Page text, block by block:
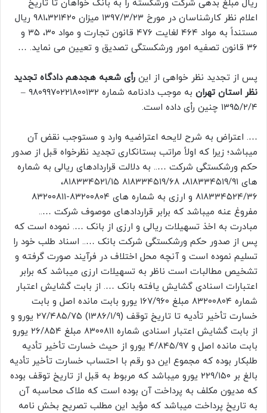
ریال مبلغ بدهی شرکت ورشکسته را به بانک خواهان تا تاریخ
اعلام نظر کارشناسان در مورخ ۱۳۹۷/۳/۲۳ میزان ۹۸۱،۳۲۱۴۲۰ ریال
مستنداً به مواد ۴۶۴ لغایت ۴۷۶ قانون تجارت و مواد ۳۰، ۳۵ و
۳۶ قانون تصفیه امور ورشکستگی تصدیق و تعیین می نماید. …
پس از تجدید نظر خواهی از این رأی شعبه هجدهم دادگاه تجدید
نظر استان تهران
به موجب دادنامه شماره ۹۸۰۹۹۷۰۲۲۱۸۰۰۱۳۲ –
۱۳۹۵/۲/۴ چنین رأی داده است.
…. اعتراض به شرح لایحه اعتراضیه وارد و مستوجب نقض آن
میباشد؛ زیرا که اولاً مراتب بستانکاری تجدید نظرخواه قبل از صدور
حکم ورشکستگی شرکت ….. به دلالت قراردادهای ریالی به شماره
های ۸۱۸۳۳۴۵۱۹/۹۱، ۸۱۸۳۳۴۵۱۹/۶۸ ۸۱۸۳۳۴۵۲۱/۱۵،
۸۱۸۳۳۴۵۲۴/۳۶ و ارزی به شماره های ۸۳۲۰۰۸۰۴-۸۳۲۰۰۸۱۱
مفروغ عنه میباشد که برابر قراردادهای موصوف شرکت …..
مبادرت به اخذ تسهیلات ریالی و ارزی از بانک …. نموده است که
پس از صدور حکم ورشکستگی شرکت بانک ….. اسناد طلب خود را
تسلیم نموده است و آنچه محل اختلاف در فرآیند صورت گرفته و
تشخیص مطالبات است ناظر به تسهیلات ارزی میباشد که برابر
اعتبارات اسنادی گشایش یافته بانک …. از بابت گشایش اعتبار
شماره ۸۳۲۰۰۸۰۴ مبلغ ۱۶۷/۹۶۰ یورو بابت مانده اصل و بابت
خسارت تأخیر تأدیه تا تاریخ توقف (۱۳۸۶/۱/۹) ۲۷/۴۸۵/۷۵ یورو و
از بابت گشایش اعتبار اسنادی شماره ۸۳۰۰۸۱۱ مبلغ ۲۶/۸۵۴ یورو
بابت مانده اصل و ۴/۸۴۵/۹۷ یورو از حیث خسارت تأخیر تأدیه
طلبکار بوده که مجموع این دو رقم با احتساب خسارت تأخیر تأدیه
بالغ بر ۲۲۹/۱۵۰ یورو میباشد که مربوط به قبل از تاریخ توقف بوده
که مدیون مکلف به پرداخت آن بوده است که ملاک محاسبه آن
به تاریخ پرداخت میباشد که مؤید این مطلب تصریح بخش نامه